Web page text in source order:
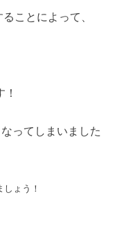
ことによって、
ってしまいました
ょう！